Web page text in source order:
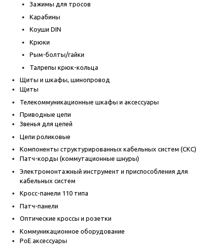
Зажимы для тросов
Карабины
Коуши DIN
Крюки
Рым-болты/гайки
Талрепы крюк-кольца
Щиты и шкафы, шинопровод
Щиты
Телекоммуникационные шкафы и аксессуары
Приводные цепи
Звенья для цепей
Цепи роликовые
Компоненты структурированных кабельных систем (СКС)
Патч-корды (коммутационные шнуры)
Электромонтажный инструмент и приспособления для
кабельных систем
Кросс-панели 110 типа
Патч-панели
Оптические кроссы и розетки
Коммуникационное оборудование
PoE аксессуары